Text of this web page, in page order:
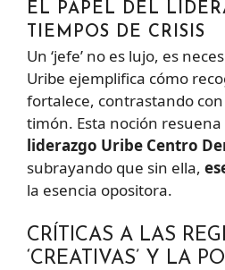
EL PAPEL DEL
TIEMPOS DE CRISIS
Un ‘jefe’ no es lujo, es
Uribe ejemplifica cómo
fortalece, contrastando
timón. Esta noción
liderazgo Uribe Centro
subrayando que sin ella,
la esencia opositora.
CRÍTICAS A LAS
‘CREATIVAS’ Y LA